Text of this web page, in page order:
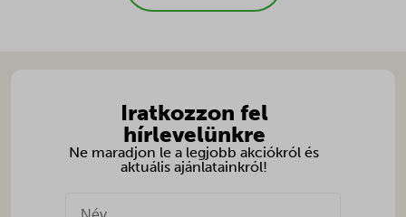
Iratkozzon fel
hírlevelünkre
Ne maradjon le a legjobb akciókról és
aktuális ajánlatainkról!
X-SIG-HTTPS-Umbrella-SAML